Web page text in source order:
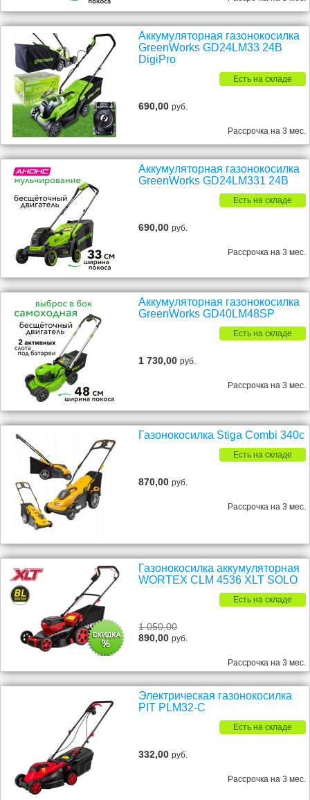
Аккумуляторная газонокосилка
GreenWorks GD24LM33 24В
DigiPro
Есть на складе
690,00руб.
Рассрочка на 3 мес.
Аккумуляторная газонокосилка
GreenWorks GD24LM331 24В
Есть на складе
690,00руб.
Рассрочка на 3 мес.
Аккумуляторная газонокосилка
GreenWorks GD40LM48SP
Есть на складе
1 730,00руб.
Рассрочка на 3 мес.
Газонокосилка Stiga Combi 340c
Есть на складе
870,00руб.
Рассрочка на 3 мес.
Газонокосилка аккумуляторная
WORTEX CLM 4536 XLT SOLO
Есть на складе
1 050,00
890,00руб.
Рассрочка на 3 мес.
Электрическая газонокосилка
PIT PLM32-C
Есть на складе
332,00руб.
Рассрочка на 3 мес.